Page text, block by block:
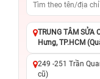
TRUNG TÂM
Hưng, TP.HCM
249 -251 Trần
cũ)